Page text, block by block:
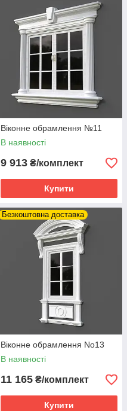
Віконне обрамлення №11
В наявності
9 913 ₴/комплект
Купити
Безкоштовна доставка
Віконне обрамлення No13
В наявності
11 165 ₴/комплект
Купити